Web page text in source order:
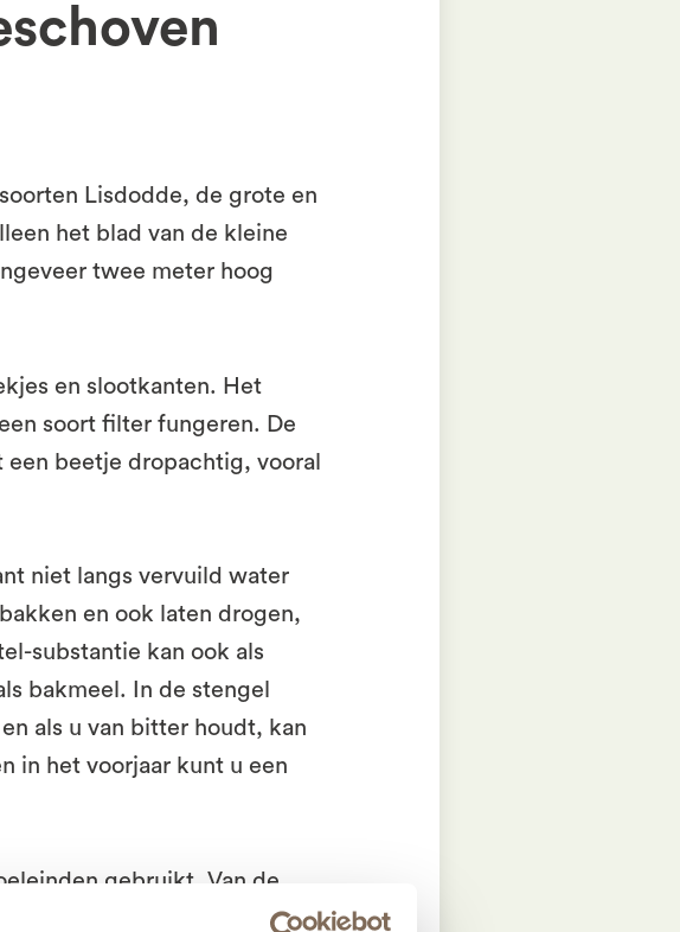
Lisdodde, de grote en
het blad van de kleine
twee meter hoog
en slootkanten. Het
soort filter fungeren. De
beetje dropachtig, vooral
niet langs vervuild water
en ook laten drogen,
substantie kan ook als
bakmeel. In de stengel
als u van bitter houdt, kan
in het voorjaar kunt u een
gebruikt. Van de
en zelfs touw maken. Dit